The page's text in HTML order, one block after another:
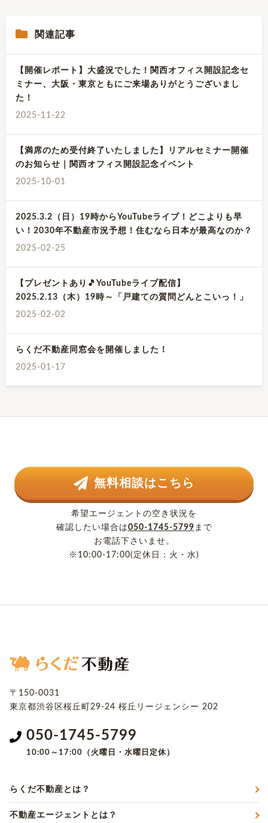
関連記事
【開催レポート】大盛況でした！関西オフィス開設記念セ
ミナー、大阪・東京ともにご来場ありがとうございまし
た！
2025-11-22
【満席のため受付終了いたしました】リアルセミナー開催
のお知らせ｜関西オフィス開設記念イベント
2025-10-01
2025.3.2（日）19時からYouTubeライブ！どこよりも早
い！2030年不動産市況予想！住むなら日本が最高なのか？
2025-02-25
【プレゼントあり🎵YouTubeライブ配信】
2025.2.13（木）19時～「戸建ての質問どんとこいっ！」
2025-02-02
らくだ不動産同窓会を開催しました！
2025-01-17
無料相談はこちら
希望エージェントの空き状況を
確認したい場合は050-1745-5799 まで
お電話下さいませ。
※10:00-17:00(定休日：火・水)
〒150-0031
東京都渋谷区桜丘町29-24 桜丘リージェンシー 202
050-1745-5799
10:00～17:00（火曜日・水曜日定休）
らくだ不動産とは？
不動産エージェントとは？